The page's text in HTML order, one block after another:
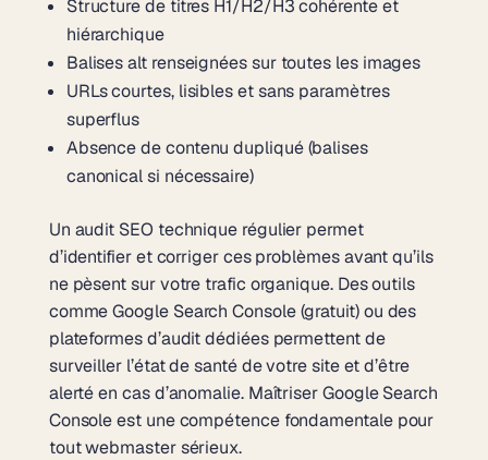
Structure de titres H1/H2/H3 cohérente et
hiérarchique
Balises alt renseignées sur toutes les images
URLs courtes, lisibles et sans paramètres
superflus
Absence de contenu dupliqué (balises
canonical si nécessaire)
Un audit SEO technique régulier permet
d’identifier et corriger ces problèmes avant qu’ils
ne pèsent sur votre trafic organique. Des outils
comme Google Search Console (gratuit) ou des
plateformes d’audit dédiées permettent de
surveiller l’état de santé de votre site et d’être
alerté en cas d’anomalie. Maîtriser Google Search
Consoleest une compétence fondamentale pour
tout webmaster sérieux.